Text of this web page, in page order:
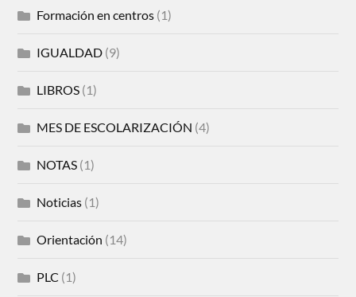
Formación en centros (1)
IGUALDAD (9)
LIBROS (1)
MES DE ESCOLARIZACIÓN (4)
NOTAS (1)
Noticias (1)
Orientación (14)
PLC (1)